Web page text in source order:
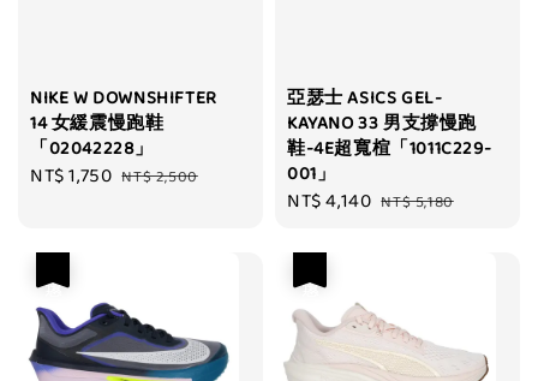
NIKE W DOWNSHIFTER
14 女緩震慢跑鞋
「02042228」
Sale
NT$ 1,750 Regular
NT$ 2,500
亞瑟士 ASICS GEL-
KAYANO 33 男支撐慢跑
鞋-4E超寬楦「1011C229-
001」
Sale
NT$ 4,140 Regular
NT$ 5,180